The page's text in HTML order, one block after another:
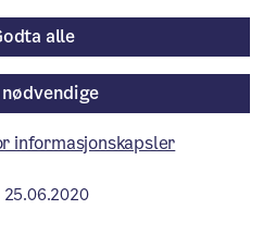
næring og eierskap og
og
Eskil Bråten har
åremålsstillinger.
alle
informasjonskapsler